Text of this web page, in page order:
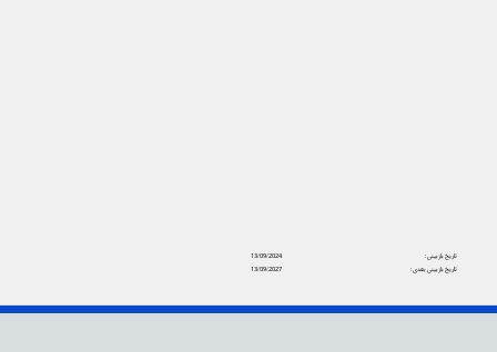
13/09/2024
تاریخ بازبینی:
13/09/2027
تاریخ بازبینی بعدی: